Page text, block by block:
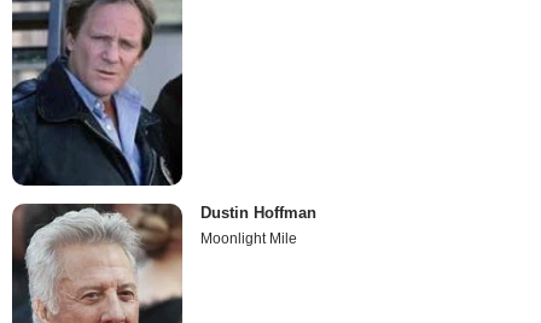
Dustin Hoffman
Moonlight Mile